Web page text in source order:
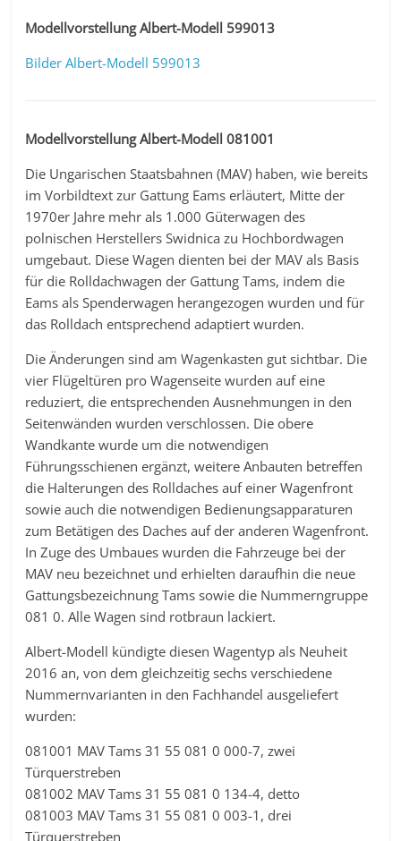
Modellvorstellung Albert-Modell 599013
Bilder Albert-Modell 599013
Modellvorstellung Albert-Modell 081001
Die Ungarischen Staatsbahnen (MAV) haben, wie bereits
im Vorbildtext zur Gattung Eams erläutert, Mitte der
1970er Jahre mehr als 1.000 Güterwagen des
polnischen Herstellers Swidnica zu Hochbordwagen
umgebaut. Diese Wagen dienten bei der MAV als Basis
für die Rolldachwagen der Gattung Tams, indem die
Eams als Spenderwagen herangezogen wurden und für
das Rolldach entsprechend adaptiert wurden.
Die Änderungen sind am Wagenkasten gut sichtbar. Die
vier Flügeltüren pro Wagenseite wurden auf eine
reduziert, die entsprechenden Ausnehmungen in den
Seitenwänden wurden verschlossen. Die obere
Wandkante wurde um die notwendigen
Führungsschienen ergänzt, weitere Anbauten betreffen
die Halterungen des Rolldaches auf einer Wagenfront
sowie auch die notwendigen Bedienungsapparaturen
zum Betätigen des Daches auf der anderen Wagenfront.
In Zuge des Umbaues wurden die Fahrzeuge bei der
MAV neu bezeichnet und erhielten daraufhin die neue
Gattungsbezeichnung Tams sowie die Nummerngruppe
081 0. Alle Wagen sind rotbraun lackiert.
Albert-Modell kündigte diesen Wagentyp als Neuheit
2016 an, von dem gleichzeitig sechs verschiedene
Nummernvarianten in den Fachhandel ausgeliefert
wurden:
081001 MAV Tams 31 55 081 0 000-7, zwei
Türquerstreben
081002 MAV Tams 31 55 081 0 134-4, detto
081003 MAV Tams 31 55 081 0 003-1, drei
Türquerstreben